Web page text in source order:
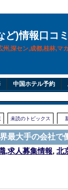
ど)情報口コ
州,深セン,成都,桂林,マ
中国ホテル予約
未読のトピックス
最大手の会社で
,求人募集情報, 北